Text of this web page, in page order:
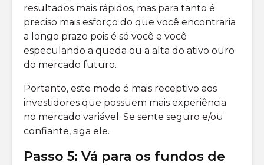
resultados mais rápidos, mas para tanto é
preciso mais esforço do que você encontraria
a longo prazo pois é só você e você
especulando a queda ou a alta do ativo ouro
do mercado futuro.
Portanto, este modo é mais receptivo aos
investidores que possuem mais experiência
no mercado variável. Se sente seguro e/ou
confiante, siga ele.
Passo 5: Vá para os fundos de